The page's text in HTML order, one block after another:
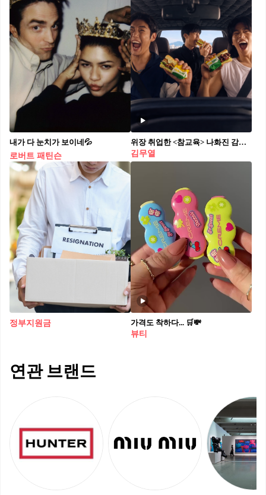
내가 다 눈치가 보이네💦
로버트 패틴슨
위장 취업한 <참교육> 나화진 감독관
김무열
정부지원금
가격도 착하다... 🛒💸
뷰티
연관 브랜드